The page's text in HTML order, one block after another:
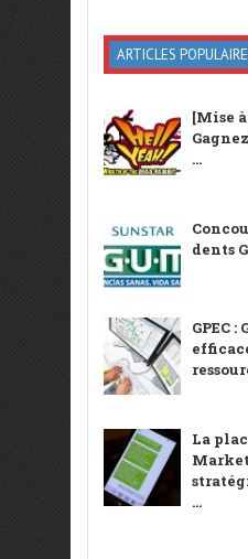
ARTICLES
[Mise
...
dents
GPEC :
La
...